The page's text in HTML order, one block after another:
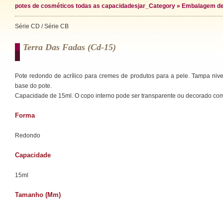
potes de cosméticos todas as capacidadesjar_Category » Embalagem
Série CD / Série CB
Terra Das Fadas (cd-15)
Pote redondo de acrílico para cremes de produtos para a pele. Tampa
base do pote.
Capacidade de 15ml. O copo interno pode ser transparente ou decorado
Forma
Redondo
Capacidade
15ml
Tamanho (mm)